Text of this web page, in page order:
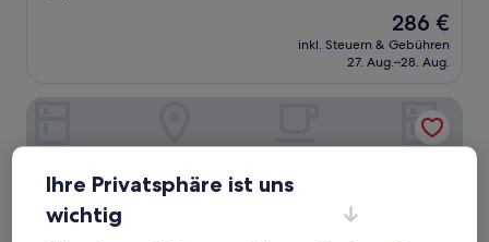
Der
Preis
beträgt
286 €
inkl. Steuern & Gebühren
27. Aug.–28. Aug.
Ihre Privatsphäre ist uns
wichtig